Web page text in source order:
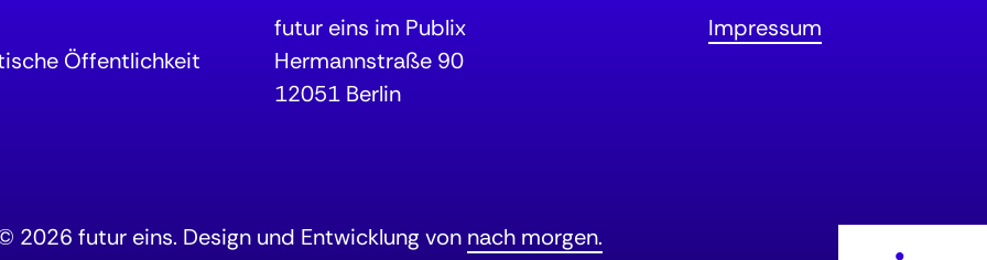
Öffentlichkeit
futur eins im Publix
Hermannstraße 90
12051 Berlin
Impressum
2026 futur eins. Design und Entwicklung von nach morgen.